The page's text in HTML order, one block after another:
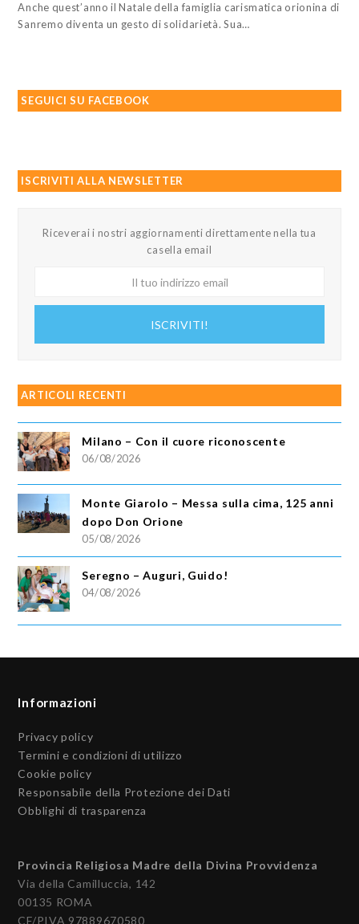
Anche quest’anno il Natale della famiglia carismatica orionina di
Sanremo diventa un gesto di solidarietà. Sua…
SEGUICI SU FACEBOOK
ISCRIVITI ALLA NEWSLETTER
Riceverai i nostri aggiornamenti direttamente nella tua
casella email
ISCRIVITI!
ARTICOLI RECENTI
Milano – Con il cuore riconoscente
06/08/2026
Monte Giarolo – Messa sulla cima, 125 anni
dopo Don Orione
05/08/2026
Seregno – Auguri, Guido!
04/08/2026
Informazioni
Privacy policy
Termini e condizioni di utilizzo
Cookie policy
Responsabile della Protezione dei Dati
Obblighi di trasparenza
Provincia Religiosa Madre della Divina Provvidenza
Via della Camilluccia, 142
00135 ROMA
CF/PIVA 97889670580